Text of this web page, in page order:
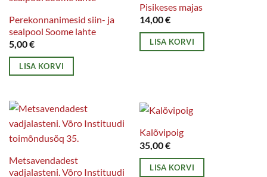
Perekonnanimesid siin- ja
sealpool Soome lahte
5,00€
LISA KORVI
Pisikeses majas
14,00€
LISA KORVI
Metsavendadest
vadjalasteni. Võro Instituudi
Kalõvipoig
35,00€
LISA KORVI